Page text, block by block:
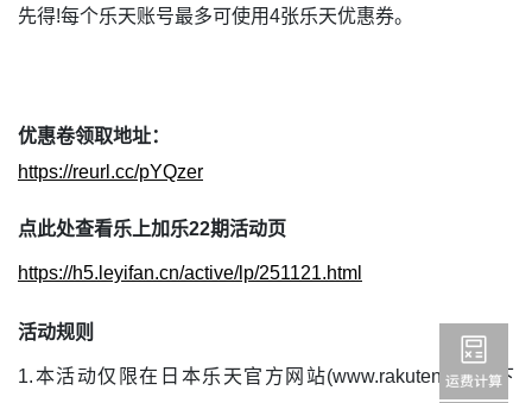
先得!每个乐天账号最多可使用4张乐天优惠券。
优惠卷领取地址：
https://reurl.cc/pYQzer
点此处查看乐上加乐22期活动页
https://h5.leyifan.cn/active/lp/251121.html
活动规则
1.本活动仅限在日本乐天官方网站(www.rakuten.co.jp)下